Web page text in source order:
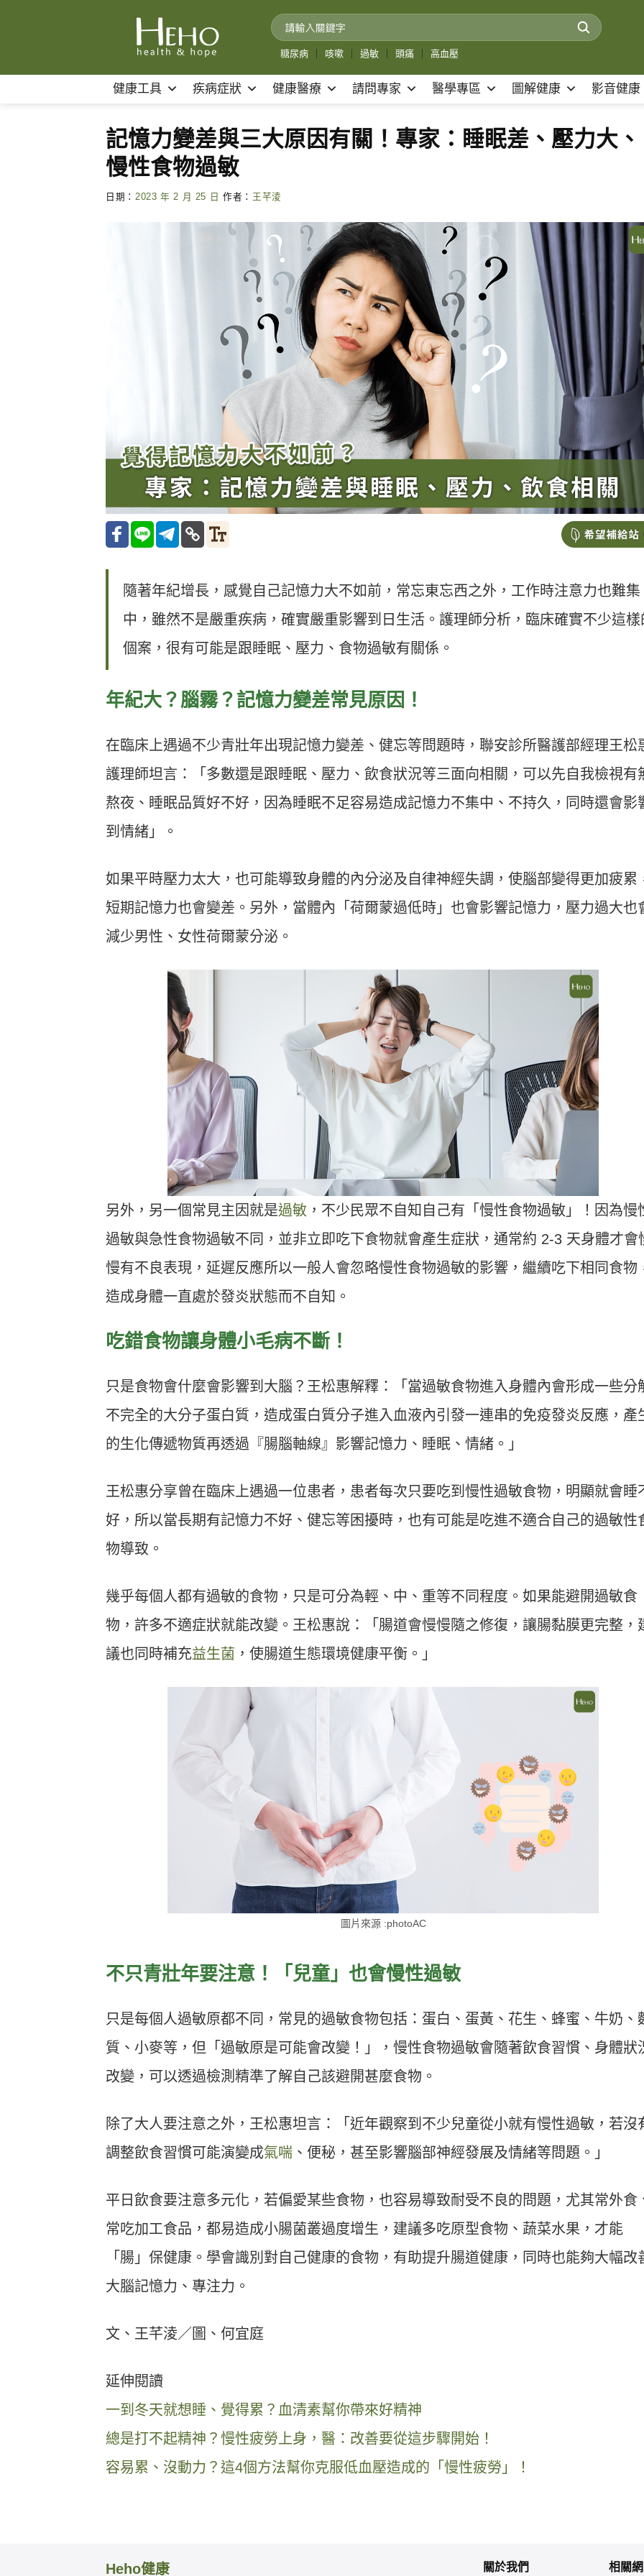
糖尿病 咳嗽 過敏 頭痛 高血壓
健康工具 疾病症狀 健康醫療 請問專家 醫學專區 圖解健康 影音健康
記憶力變差與三大原因有關！專家：睡眠差、壓力大、
慢性食物過敏
日期： 2023 年 2 月 25 日 作者： 王芊淩
隨著年紀增長，感覺自己記憶力大不如前，常忘東忘西之外，工作時注意力也難集
中，雖然不是嚴重疾病，確實嚴重影響到日生活。護理師分析，臨床確實不少這樣
個案，很有可能是跟睡眠、壓力、食物過敏有關係。
年紀大？腦霧？記憶力變差常見原因！
在臨床上遇過不少青壯年出現記憶力變差、健忘等問題時，聯安診所醫護部經理王松
護理師坦言：「多數還是跟睡眠、壓力、飲食狀況等三面向相關，可以先自我檢視有
熬夜、睡眠品質好不好，因為睡眠不足容易造成記憶力不集中、不持久，同時還會影
到情緒」。
如果平時壓力太大，也可能導致身體的內分泌及自律神經失調，使腦部變得更加疲累
短期記憶力也會變差。另外，當體內「荷爾蒙過低時」也會影響記憶力，壓力過大也
減少男性、女性荷爾蒙分泌。
另外，另一個常見主因就是過敏 ，不少民眾不自知自己有「慢性食物過敏」！因為慢
過敏與急性食物過敏不同，並非立即吃下食物就會產生症狀，通常約 2-3 天身體才會
慢有不良表現，延遲反應所以一般人會忽略慢性食物過敏的影響，繼續吃下相同食物
造成身體一直處於發炎狀態而不自知。
吃錯食物讓身體小毛病不斷！
只是食物會什麼會影響到大腦？王松惠解釋：「當過敏食物進入身體內會形成一些分
不完全的大分子蛋白質，造成蛋白質分子進入血液內引發一連串的免疫發炎反應，產
的生化傳遞物質再透過『腸腦軸線』影響記憶力、睡眠、情緒。」
王松惠分享曾在臨床上遇過一位患者，患者每次只要吃到慢性過敏食物，明顯就會睡
好，所以當長期有記憶力不好、健忘等困擾時，也有可能是吃進不適合自己的過敏性
物導致。
幾乎每個人都有過敏的食物，只是可分為輕、中、重等不同程度。如果能避開過敏食
物，許多不適症狀就能改變。王松惠說：「腸道會慢慢隨之修復，讓腸黏膜更完整，
議也同時補充益生菌 ，使腸道生態環境健康平衡。」
圖片來源 :photoAC
不只青壯年要注意！「兒童」也會慢性過敏
只是每個人過敏原都不同，常見的過敏食物包括：蛋白、蛋黃、花生、蜂蜜、牛奶、
質、小麥等，但「過敏原是可能會改變！」，慢性食物過敏會隨著飲食習慣、身體狀
改變，可以透過檢測精準了解自己該避開甚麼食物。
除了大人要注意之外，王松惠坦言：「近年觀察到不少兒童從小就有慢性過敏，若沒
調整飲食習慣可能演變成氣喘 、便秘，甚至影響腦部神經發展及情緒等問題。」
平日飲食要注意多元化，若偏愛某些食物，也容易導致耐受不良的問題，尤其常外食
常吃加工食品，都易造成小腸菌叢過度增生，建議多吃原型食物、蔬菜水果，才能
「腸」保健康。學會識別對自己健康的食物，有助提升腸道健康，同時也能夠大幅改
大腦記憶力、專注力。
文、王芊淩／圖、何宜庭
延伸閱讀
一到冬天就想睡、覺得累？血清素幫你帶來好精神
總是打不起精神？慢性疲勞上身，醫：改善要從這步驟開始！
容易累、沒動力？這4個方法幫你克服低血壓造成的「慢性疲勞」！
Heho健康 關於我們 相關